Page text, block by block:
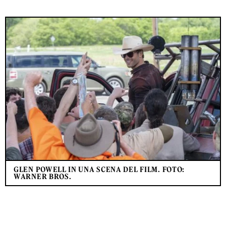
GLEN POWELL IN UNA SCENA DEL FILM. FOTO:
WARNER BROS.